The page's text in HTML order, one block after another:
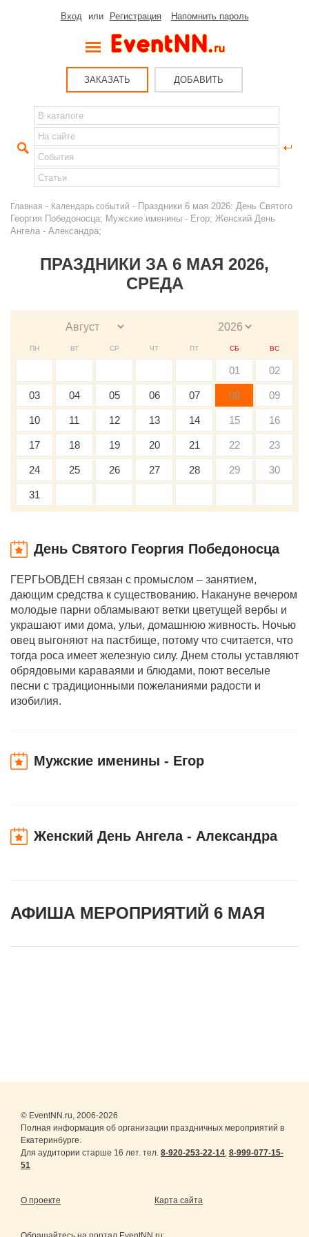
Вход или Регистрация Напомнить пароль
ЗАКАЗАТЬ ДОБАВИТЬ
Главная - Календарь событий - Праздники 6 мая 2026: День Святого
Георгия Победоносца; Мужские именины - Егор; Женский День
Ангела - Александра;
ПРАЗДНИКИ ЗА 6 МАЯ 2026,
СРЕДА
ПН ВТ СР ЧТ ПТ СБ ВС
01 02
03 04 05 06 07 08 09
10 11 12 13 14 15 16
17 18 19 20 21 22 23
24 25 26 27 28 29 30
31
День Святого Георгия Победоносца
ГЕРГЬОВДЕН связан с промыслом – занятием,
дающим средства к существованию. Накануне вечером
молодые парни обламывают ветки цветущей вербы и
украшают ими дома, ульи, домашнюю живность. Ночью
овец выгоняют на пастбище, потому что считается, что
тогда роса имеет железную силу. Днем столы уставляют
обрядовыми караваями и блюдами, поют веселые
песни с традиционными пожеланиями радости и
изобилия.
Мужские именины - Егор
Женский День Ангела - Александра
АФИША МЕРОПРИЯТИЙ 6 МАЯ
© EventNN.ru, 2006-2026
Полная информация об организации праздничных мероприятий в
Екатеринбурге.
Для аудитории старше 16 лет. тел. 8-920-253-22-14, 8-999-077-15-
51
О проекте Карта сайта